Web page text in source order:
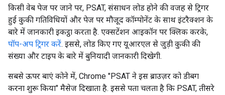
किसी वेब पेज पर जाने पर, PSAT, संसाधन लोड होने की वजह से ट्रिगर
हुई कुकी गतिविधियों और पेज पर मौजूद कॉम्पोनेंट के साथ इंटरैक्शन के
बारे में जानकारी इकट्ठा करता है. एक्सटेंशन आइकॉन पर क्लिक करके,
पॉप-अप ट्रिगर करें. इससे, लोड किए गए यूआरएल से जुड़ी कुकी की
संख्या और टाइप के बारे में बुनियादी जानकारी दिखेगी.
सबसे ऊपर बाएं कोने में, Chrome "PSAT ने इस ब्राउज़र को डीबग
करना शुरू किया" मैसेज दिखाता है. इससे पता चलता है कि PSAT, तीसरे